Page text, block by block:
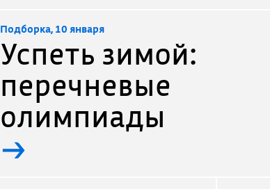
Подборка, 10 января
Успеть зимой:
перечневые
олимпиады
→